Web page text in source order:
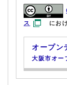
ス
にお
オープン
大阪市オー